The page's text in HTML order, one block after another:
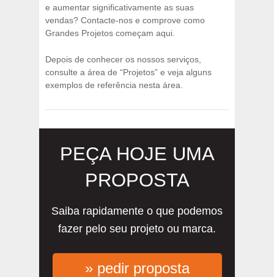
e aumentar significativamente as suas
vendas? Contacte-nos e comprove como
Grandes Projetos começam aqui.
Depois de conhecer os nossos serviços,
consulte a área de “Projetos” e veja alguns
exemplos de referência nesta área.
PEÇA HOJE UMA
PROPOSTA
Saiba rapidamente o que podemos
fazer pelo seu projeto ou marca.
» pedir proposta